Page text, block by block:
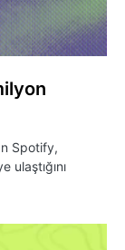
Spotify,